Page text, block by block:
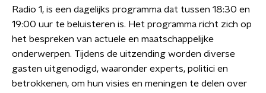
Radio 1, is een dagelijks programma dat tussen 18:30 en
19:00 uur te beluisteren is. Het programma richt zich op
het bespreken van actuele en maatschappelijke
onderwerpen. Tijdens de uitzending worden diverse
gasten uitgenodigd, waaronder experts, politici en
betrokkenen, om hun visies en meningen te delen over